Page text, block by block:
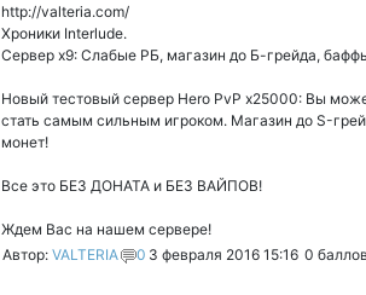
http://valteria.com/
Хроники Interlude.
Сервер х9: Слабые РБ, магазин до Б-грейда,
Новый тестовый сервер Hero PvP х25000: Вы
стать самым сильным игроком. Магазин до S-
монет!
Все это БЕЗ ДОНАТА и БЕЗ ВАЙПОВ!
Ждем Вас на нашем сервере!
Автор: VALTERIA 0 3 февраля 2016 15:16 0